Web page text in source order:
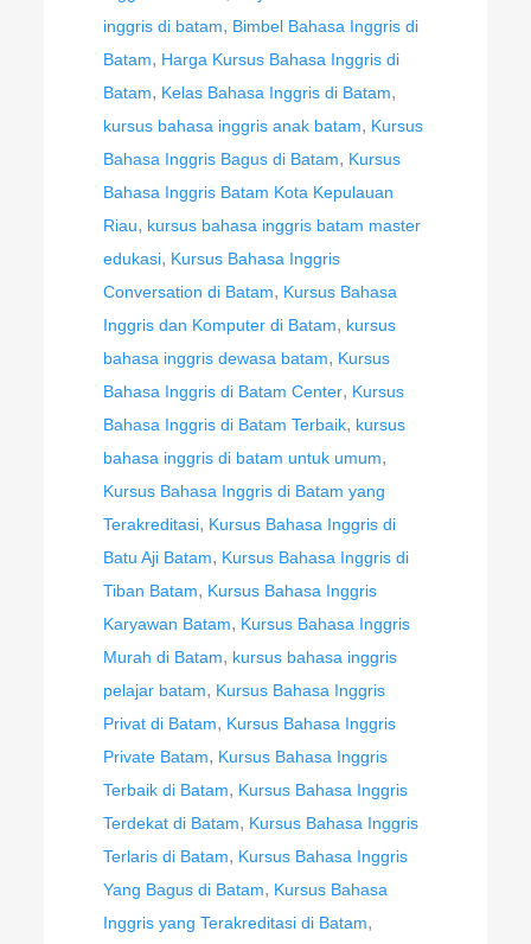
inggris di batam, Bimbel Bahasa Inggris di
Batam, Harga Kursus Bahasa Inggris di
Batam, Kelas Bahasa Inggris di Batam,
kursus bahasa inggris anak batam, Kursus
Bahasa Inggris Bagus di Batam, Kursus
Bahasa Inggris Batam Kota Kepulauan
Riau, kursus bahasa inggris batam master
edukasi, Kursus Bahasa Inggris
Conversation di Batam, Kursus Bahasa
Inggris dan Komputer di Batam, kursus
bahasa inggris dewasa batam, Kursus
Bahasa Inggris di Batam Center, Kursus
Bahasa Inggris di Batam Terbaik, kursus
bahasa inggris di batam untuk umum,
Kursus Bahasa Inggris di Batam yang
Terakreditasi, Kursus Bahasa Inggris di
Batu Aji Batam, Kursus Bahasa Inggris di
Tiban Batam, Kursus Bahasa Inggris
Karyawan Batam, Kursus Bahasa Inggris
Murah di Batam, kursus bahasa inggris
pelajar batam, Kursus Bahasa Inggris
Privat di Batam, Kursus Bahasa Inggris
Private Batam, Kursus Bahasa Inggris
Terbaik di Batam, Kursus Bahasa Inggris
Terdekat di Batam, Kursus Bahasa Inggris
Terlaris di Batam, Kursus Bahasa Inggris
Yang Bagus di Batam, Kursus Bahasa
Inggris yang Terakreditasi di Batam,